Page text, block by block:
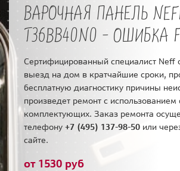
ВАРОЧНАЯ ПАНЕЛЬ
T36BB40N0 - ОШИБКА
Сертифицированный специалист Neff
выезд на дом в кратчайшие сроки,
бесплатную диагностику причины
произведет ремонт с использованием
комплектующих. Заказ ремонта
телефону +7 (495) 137-98-50 или
сайте.
от 1530 руб